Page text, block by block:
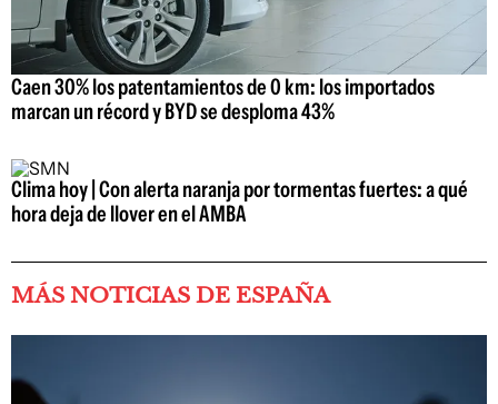
Caen 30% los patentamientos de 0 km: los importados
marcan un récord y BYD se desploma 43%
Clima hoy | Con alerta naranja por tormentas fuertes: a qué
hora deja de llover en el AMBA
MÁS NOTICIAS DE ESPAÑA